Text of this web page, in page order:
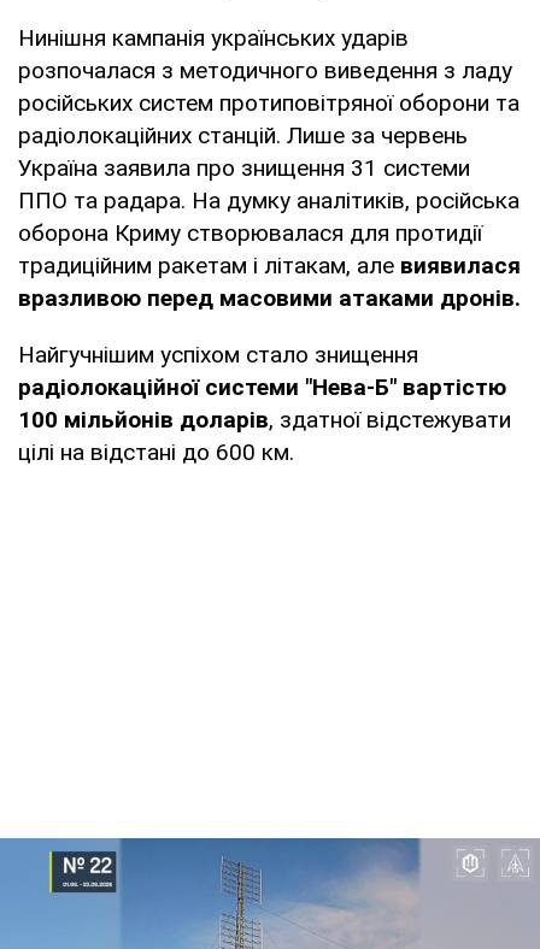
Нинішня кампанія українських ударів
розпочалася з методичного виведення з ладу
російських систем протиповітряної оборони та
радіолокаційних станцій. Лише за червень
Україна заявила про знищення 31 системи
ППО та радара. На думку аналітиків, російська
оборона Криму створювалася для протидії
традиційним ракетам і літакам, але виявилася
вразливою перед масовими атаками дронів.
Найгучнішим успіхом стало знищення
радіолокаційної системи "Нева-Б" вартістю
100 мільйонів доларів, здатної відстежувати
цілі на відстані до 600 км.